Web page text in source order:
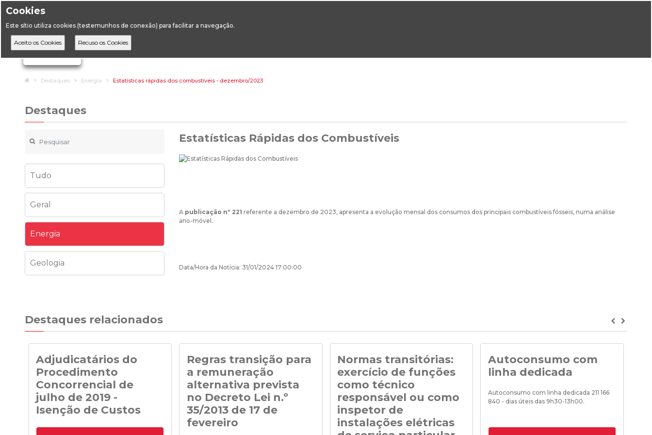
Cookies
Este sítio utiliza cookies (testemunhos de conexão) para facilitar a navegação.
Ignorar links de navegação
HomeDestaques Energia Estatísticas rápidas dos combustíveis - dezembro/2023
Destaques
Tudo
Geral
Energia
Geologia
Estatísticas Rápidas dos Combustíveis
A publicação nº 221 referente a dezembro de 2023, apresenta a evolução mensal dos consumos dos principais combustíveis fósseis, numa análise
ano-móvel.
Data/Hora da Notícia: 31/01/2024 17:00:00
Destaques relacionados Previous
Adjudicatários do
Procedimento
Concorrencial de
julho de 2019 -
Isenção de Custos
Adjudicatários do Procedimento
Regras transição para
a remuneração
alternativa prevista
no Decreto Lei n.º
35/2013 de 17 de
fevereiro
Normas transitórias:
exercício de funções
como técnico
responsável ou como
inspetor de
instalações elétricas
Autoconsumo com
linha dedicada
Autoconsumo com linha dedicada 211 166
840 - dias úteis das 9h30-13h00.